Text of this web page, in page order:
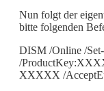
Nun folgt der
bitte folgenden
DISM /Online /
/
XXXXX /